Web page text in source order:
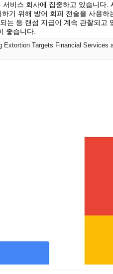
비스 회사에 집중하고 있습니다
기 위해 방어 회피 전술을 사용
는 등 랜섬 지급이 계속 관찰되고
좋습니다.